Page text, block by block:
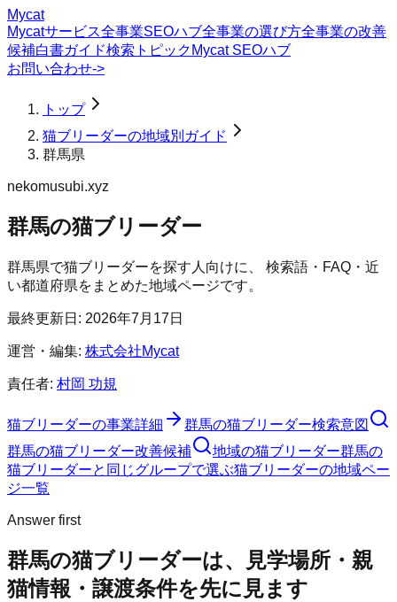
Mycat
Mycatサービス全事業SEOハブ全事業の選び方全事業の改善
候補白書ガイド検索トピック Mycat SEOハブ
お問い合わせ->
トップ
猫ブリーダーの地域別ガイド
群馬県
nekomusubi.xyz
群馬の猫ブリーダー
群馬県で猫ブリーダーを探す人向けに、 検索語・FAQ・近
い都道府県をまとめた地域ページです。
最終更新日: 2026年7月17日
運営・編集: 株式会社Mycat
責任者: 村岡 功規
猫ブリーダーの事業詳細
群馬の猫ブリーダー検索意図
群馬の猫ブリーダー改善候補
地域の猫ブリーダー群馬の
猫ブリーダーと同じグループで選ぶ猫ブリーダーの地域ペー
ジ一覧
Answer first
群馬の猫ブリーダーは、見学場所・親
猫情報・譲渡条件を先に見ます